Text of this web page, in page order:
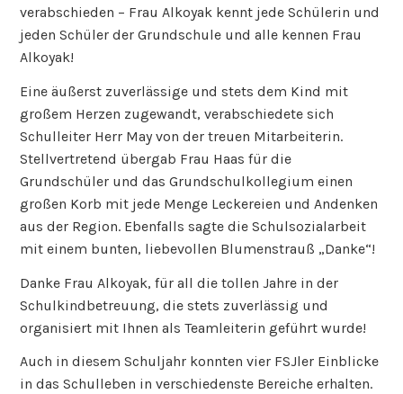
verabschieden – Frau Alkoyak kennt jede Schülerin und
jeden Schüler der Grundschule und alle kennen Frau
Alkoyak!
Eine äußerst zuverlässige und stets dem Kind mit
großem Herzen zugewandt, verabschiedete sich
Schulleiter Herr May von der treuen Mitarbeiterin.
Stellvertretend übergab Frau Haas für die
Grundschüler und das Grundschulkollegium einen
großen Korb mit jede Menge Leckereien und Andenken
aus der Region. Ebenfalls sagte die Schulsozialarbeit
mit einem bunten, liebevollen Blumenstrauß „Danke“!
Danke Frau Alkoyak, für all die tollen Jahre in der
Schulkindbetreuung, die stets zuverlässig und
organisiert mit Ihnen als Teamleiterin geführt wurde!
Auch in diesem Schuljahr konnten vier FSJler Einblicke
in das Schulleben in verschiedenste Bereiche erhalten.